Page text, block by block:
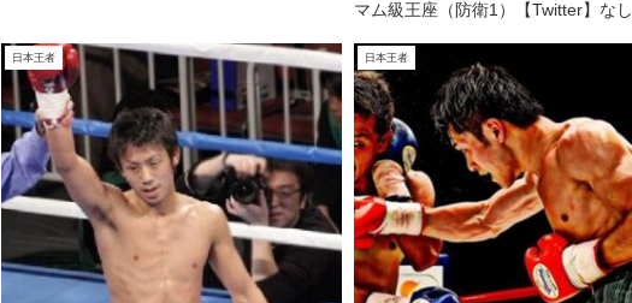
マム級王座（防衛1）【Twitter】な
日本王者 日本王者